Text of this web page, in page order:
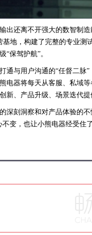
出还离不开强大的数智制
基地，构建了完整的专业
“保驾护航”。
通与用户沟通的“任督二脉
电器将每天从客服、私域
新、产品升级、场景迭代提
深刻洞察和对产品体验的
变，也让小熊电器经受住